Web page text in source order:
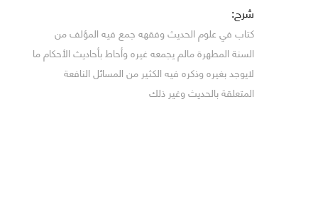
شرح:
كتاب في علوم الحديث وفقهه جمع فيه المؤلف من
السنة المطهرة مالم يجمعه غيره وأحاط بأحاديث الأحكام ما
لايوجد بغيره وذكره فيه الكثير من المسائل النافعة
المتعلقة بالحديث وغير ذلك